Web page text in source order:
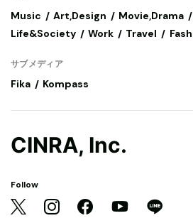
Music Art,Design Movie,Drama
Life&Society
Work Travel
サブメディア
Fika Kompass
CINRA, Inc.
Follow